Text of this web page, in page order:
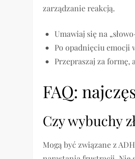
zarządzanie reakcją.
Umawiaj się na
Po opadnięciu emocji
Przepraszaj za
FAQ:
Czy wybuchy
Mogą być związane z